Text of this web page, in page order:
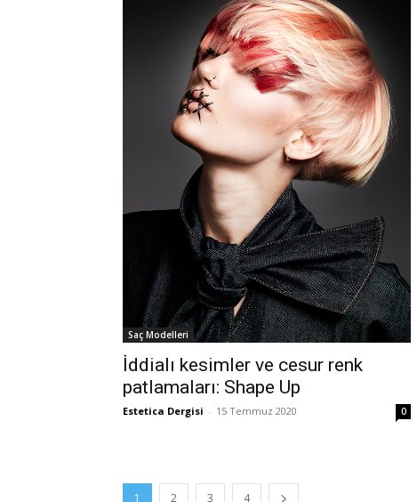
Saç Modelleri
İddialı kesimler ve cesur renk
patlamaları: Shape Up
Estetica Dergisi - 15 Temmuz 2020 0
1 2 3 4